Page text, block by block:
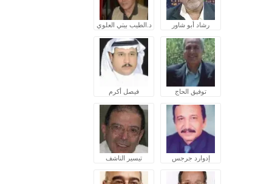
رشاد أبو شاور د.الطيب بيتي العلوي
توفيق الحاج فيصل أكرم
إدوارد جرجس تيسير الناشف